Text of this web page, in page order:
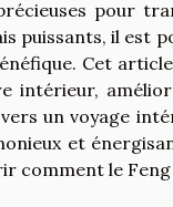
pour
puissants, il est
Cet
intérieur,
un voyage
et
comment le